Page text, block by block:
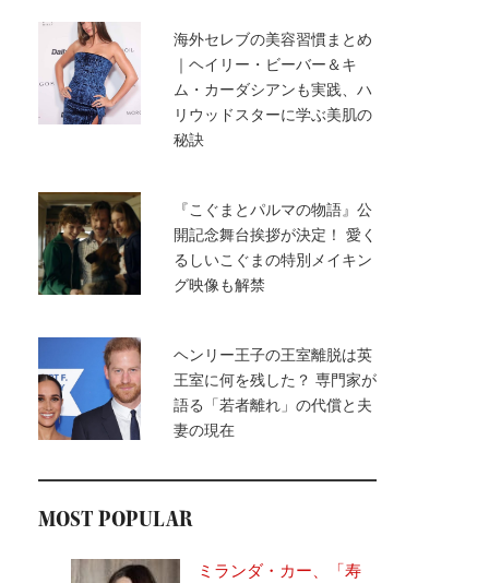
海外セレブの美容習慣まとめ
｜ヘイリー・ビーバー＆キ
ム・カーダシアンも実践、ハ
リウッドスターに学ぶ美肌の
秘訣
『こぐまとパルマの物語』公
開記念舞台挨拶が決定！ 愛く
るしいこぐまの特別メイキン
グ映像も解禁
ヘンリー王子の王室離脱は英
王室に何を残した？ 専門家が
語る「若者離れ」の代償と夫
妻の現在
MOST POPULAR
ミランダ・カー、「寿